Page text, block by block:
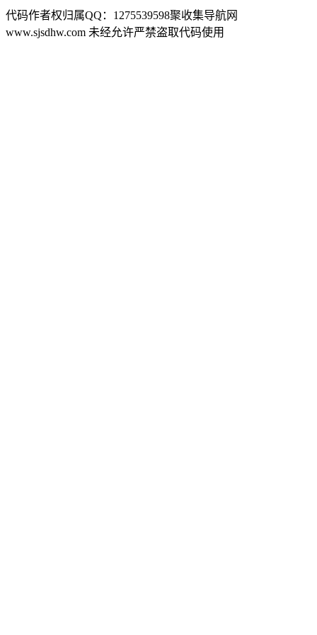
代码作者权归属QQ：1275539598聚收集导航网
www.sjsdhw.com 未经允许严禁盗取代码使用